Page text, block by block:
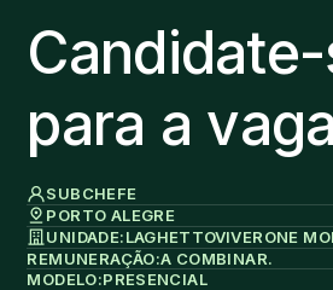
para a vaga
SUBCHEFE
PORTO ALEGRE
UNIDADE:LAGHETTOVIVERONE
REMUNERAÇÃO:A COMBINAR.
MODELO:PRESENCIAL